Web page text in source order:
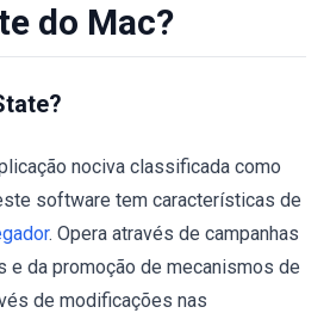
do Mac?
nociva classificada como
software tem características de
. Opera através de campanhas
e da promoção de mecanismos de
de modificações nas